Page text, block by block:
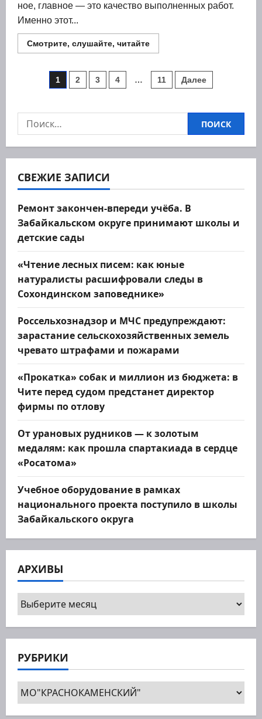
ное, глав­ное — это каче­ство выпол­нен­ных работ.
Имен­но этот...
Смотрите, слушайте, читайтеПрочитать
больше
Краснокаменске
идет
Пагинация
записей
1 2 3 4 … 11 Далее
Найти:
СВЕЖИЕ ЗАПИСИ
Ремонт закончен-впереди учёба. В
Забайкальском округе принимают школы и
детские сады
«Чтение лесных писем: как юные
натуралисты расшифровали следы в
Сохондинском заповеднике»
Россельхознадзор и МЧС предупреждают:
зарастание сельскохозяйственных земель
чревато штрафами и пожарами
«Прокатка» собак и миллион из бюджета: в
Чите перед судом предстанет директор
фирмы по отлову
От урановых рудников — к золотым
медалям: как прошла спартакиада в сердце
«Росатома»
Учебное оборудование в рамках
национального проекта поступило в школы
Забайкальского округа
АРХИВЫ
Архивы
РУБРИКИ
Рубрики